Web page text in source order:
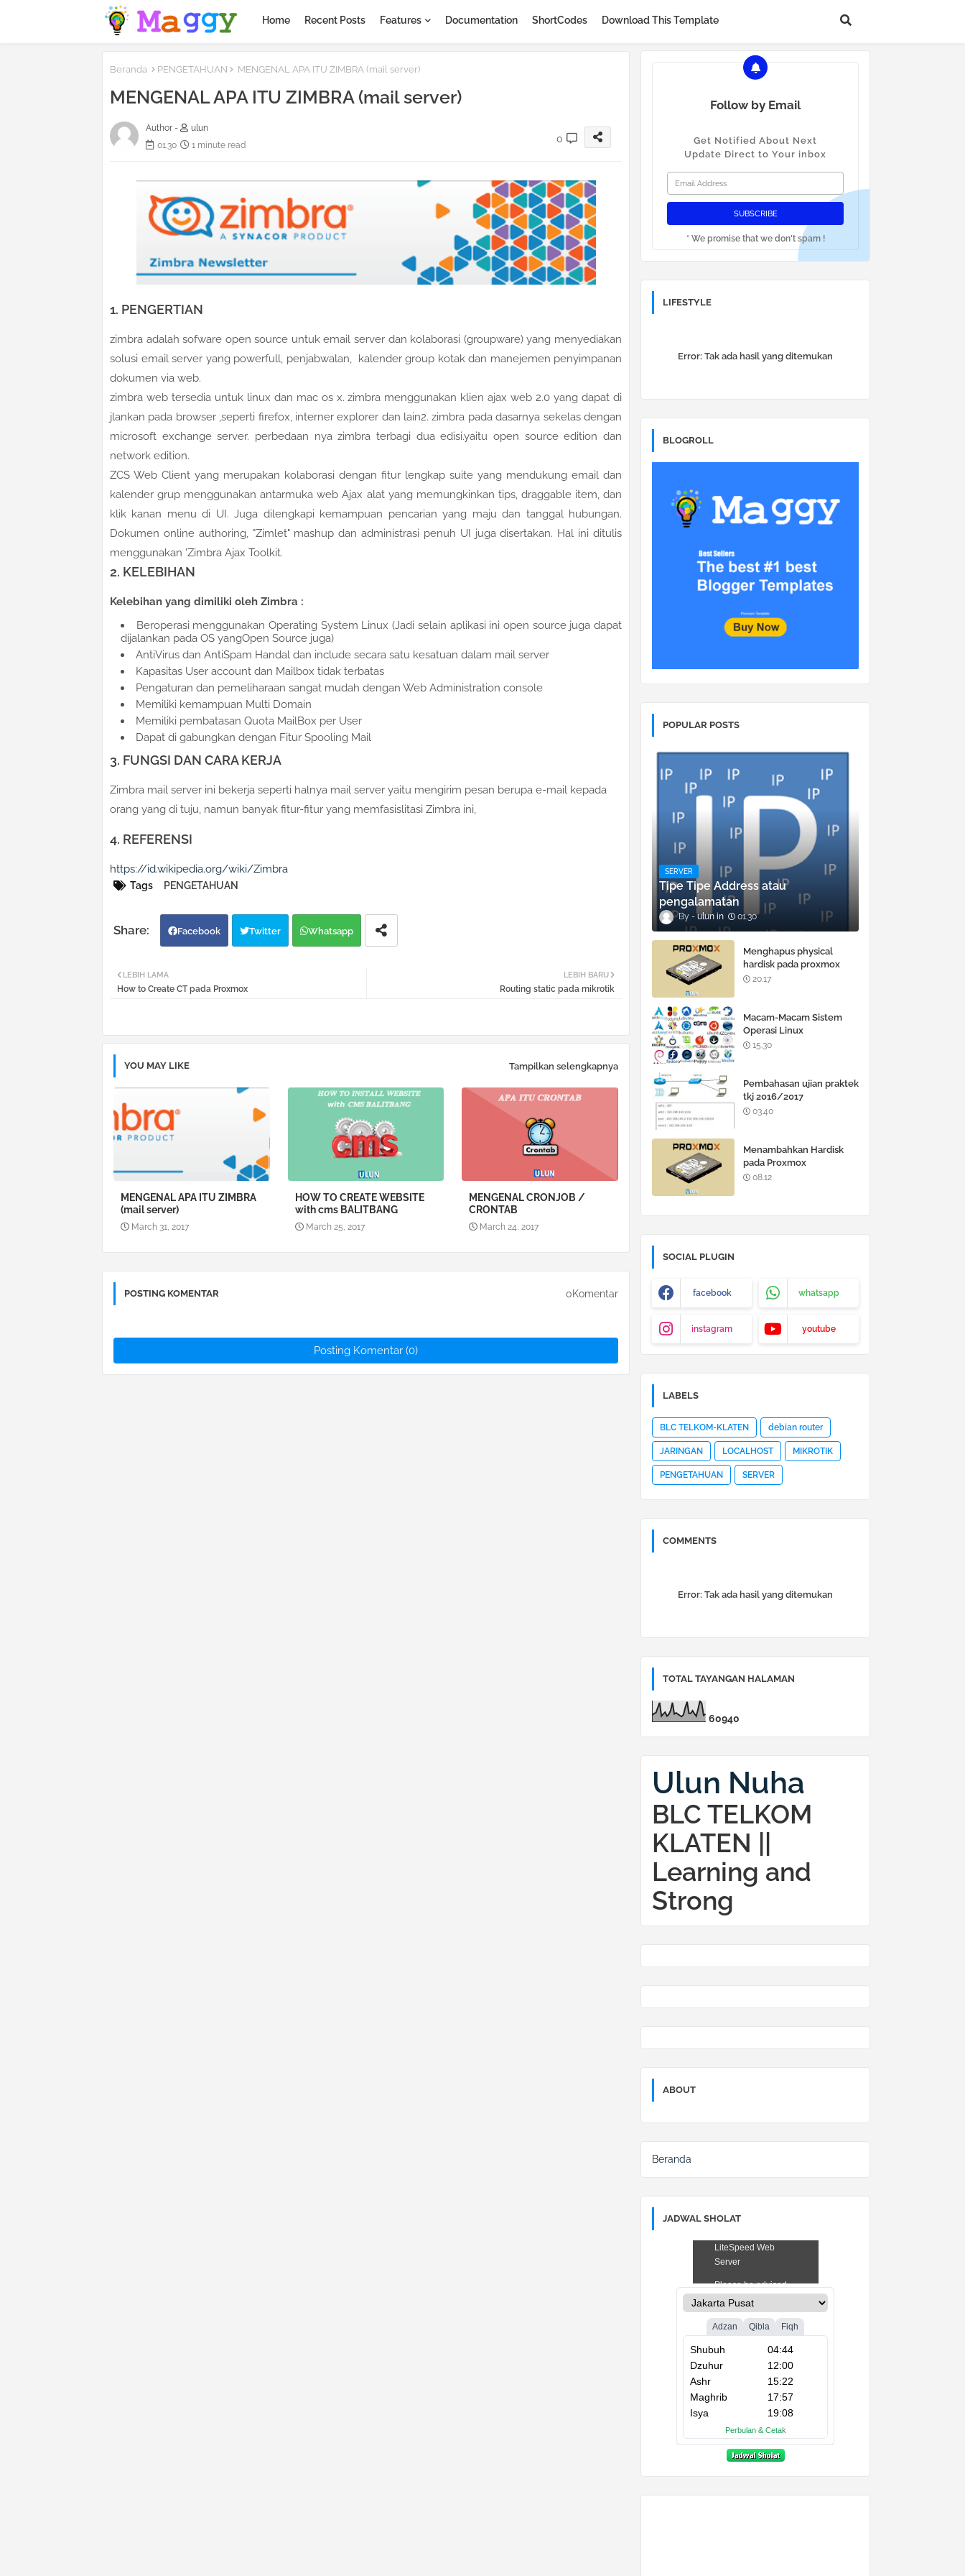
Home Recent Posts Features Documentation ShortCodes Download This Template
Beranda PENGETAHUAN MENGENAL APA ITU ZIMBRA (mail server)
MENGENAL APA ITU ZIMBRA (mail server)
Author -
ulun
01.30
1 minute read
0
1. PENGERTIAN
zimbra adalah sofware open source untuk email server dan kolaborasi (groupware) yang menyediakan
solusi email server yang powerfull, penjabwalan, kalender group kotak dan manejemen penyimpanan
dokumen via web.
zimbra web tersedia untuk linux dan mac os x. zimbra menggunakan klien ajax web 2.0 yang dapat di
jlankan pada browser ,seperti firefox, interner explorer dan lain2. zimbra pada dasarnya sekelas dengan
microsoft exchange server. perbedaan nya zimbra terbagi dua edisi.yaitu open source edition dan
network edition.
ZCS Web Client yang merupakan kolaborasi dengan fitur lengkap suite yang mendukung email dan
kalender grup menggunakan antarmuka web Ajax alat yang memungkinkan tips, draggable item, dan
klik kanan menu di UI. Juga dilengkapi kemampuan pencarian yang maju dan tanggal hubungan.
Dokumen online authoring, "Zimlet" mashup dan administrasi penuh UI juga disertakan. Hal ini ditulis
menggunakan 'Zimbra Ajax Toolkit.
2. KELEBIHAN
Kelebihan yang dimiliki oleh Zimbra :
Beroperasi menggunakan Operating System Linux (Jadi selain aplikasi ini open source juga dapat
dijalankan pada OS yangOpen Source juga)
AntiVirus dan AntiSpam Handal dan include secara satu kesatuan dalam mail server
Kapasitas User account dan Mailbox tidak terbatas
Pengaturan dan pemeliharaan sangat mudah dengan Web Administration console
Memiliki kemampuan Multi Domain
Memiliki pembatasan Quota MailBox per User
Dapat di gabungkan dengan Fitur Spooling Mail
3. FUNGSI DAN CARA KERJA
Zimbra mail server ini bekerja seperti halnya mail server yaitu mengirim pesan berupa e-mail kepada
orang yang di tuju, namun banyak fitur-fitur yang memfasislitasi Zimbra ini,
4. REFERENSI
https://id.wikipedia.org/wiki/Zimbra
Tags PENGETAHUAN
Facebook Twitter Whatsapp
LEBIH BARU
Routing static pada mikrotik
LEBIH LAMA
How to Create CT pada Proxmox
YOU MAY LIKE Tampilkan selengkapnya
MENGENAL APA ITU ZIMBRA
(mail server)
March 31, 2017
HOW TO CREATE WEBSITE
with cms BALITBANG
March 25, 2017
MENGENAL CRONJOB /
CRONTAB
March 24, 2017
POSTING KOMENTAR 0Komentar
Posting Komentar (0)
Follow by Email
Get Notified About Next
Update Direct to Your inbox
* We promise that we don't spam !
LIFESTYLE
Error: Tak ada hasil yang ditemukan
BLOGROLL
POPULAR POSTS
SERVER
Tipe Tipe Address atau
pengalamatan
ulun 01.30
Menghapus physical
hardisk pada proxmox
20.17
Macam-Macam Sistem
Operasi Linux
15.30
Pembahasan ujian praktek
tkj 2016/2017
03.40
Menambahkan Hardisk
pada Proxmox
08.12
SOCIAL PLUGIN
facebook whatsapp
instagram youtube
LABELS
BLC TELKOM-KLATEN debian router
JARINGAN LOCALHOST MIKROTIK
PENGETAHUAN SERVER
COMMENTS
Error: Tak ada hasil yang ditemukan
TOTAL TAYANGAN HALAMAN
60940
Ulun Nuha
BLC TELKOM
KLATEN ||
Learning and
Strong
ABOUT
Beranda
JADWAL SHOLAT